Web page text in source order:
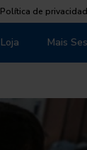
Política de
Loja Mais